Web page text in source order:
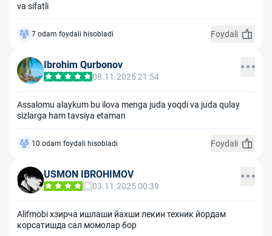
va sifatli
Foydali
7 odam foydali hisobladi
Ibrohim Qurbonov
08.11.2025 21:54
Assalomu alaykum bu ilova menga juda yoqdi va juda qulay
sizlarga ham tavsiya etaman
Foydali
10 odam foydali hisobladi
USMON IBROHIMOV
03.11.2025 00:39
Alifmobi хзирча ишлаши йахши лекин техник йордам
корсатишда сал момолар бор